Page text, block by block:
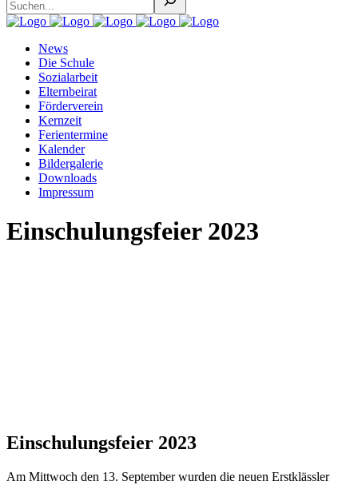
News
Die Schule
Sozialarbeit
Elternbeirat
Förderverein
Kernzeit
Ferientermine
Kalender
Bildergalerie
Downloads
Impressum
Einschulungsfeier 2023
Einschulungsfeier 2023
Am Mittwoch den 13. September wurden die neuen Erstklässler